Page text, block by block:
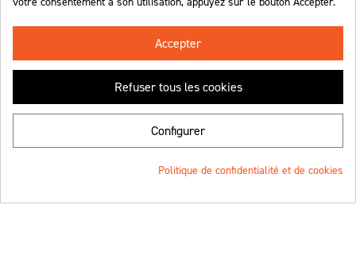
Retrouvez-nous !
Accepter
Refuser tous les cookies
Configurer
Politique de confidentialité et de cookies